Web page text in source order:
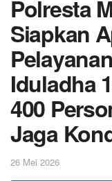
Polresta
Siapkan
Iduladha
400
Jaga
26 Mei 2026